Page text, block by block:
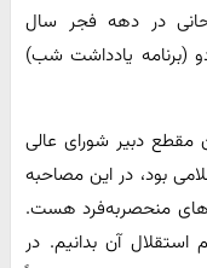
در دهه فجر سال
(برنامه یادداشت شب)
دبیر شورای عالی
بود، در این مصاحبه
منحصربه‌فرد هست.
استقلال آن بدانیم. در